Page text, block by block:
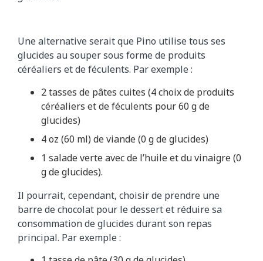
Une alternative serait que Pino utilise tous ses
glucides au souper sous forme de produits
céréaliers et de féculents. Par exemple :
2 tasses de pâtes cuites (4 choix de produits
céréaliers et de féculents pour 60 g de
glucides)
4 oz (60 ml) de viande (0 g de glucides)
1 salade verte avec de l’huile et du vinaigre (0
g de glucides).
Il pourrait, cependant, choisir de prendre une
barre de chocolat pour le dessert et réduire sa
consommation de glucides durant son repas
principal. Par exemple :